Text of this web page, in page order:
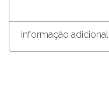
Informação adicional